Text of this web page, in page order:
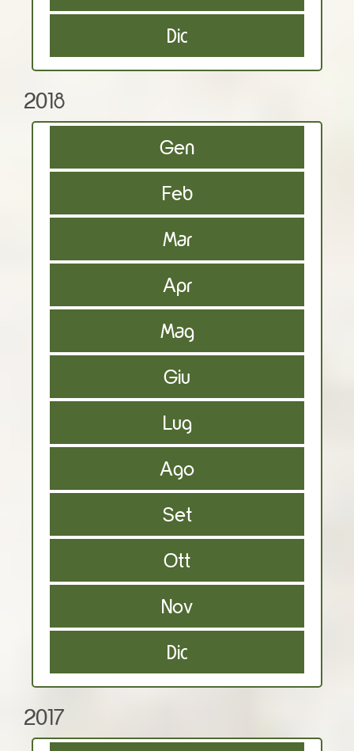
Dic
2018
Gen
Feb
Mar
Apr
Mag
Giu
Lug
Ago
Set
Ott
Nov
Dic
2017